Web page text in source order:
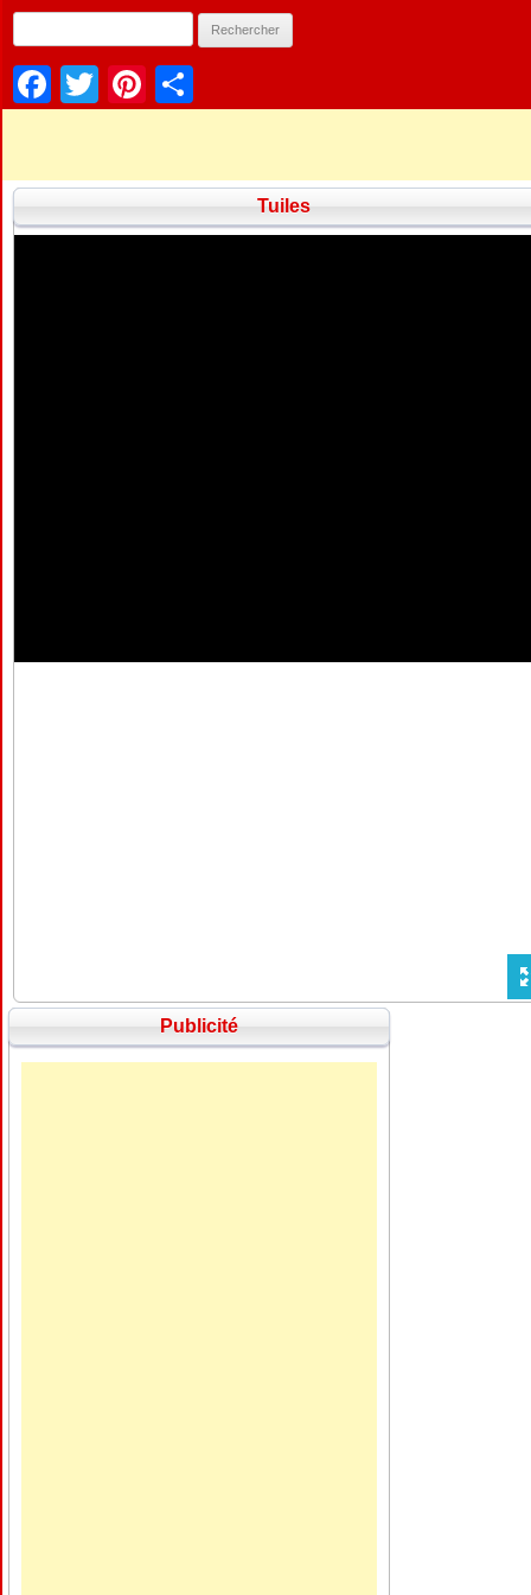
Facebook
TwitterPinterest
Tuiles
Publicité